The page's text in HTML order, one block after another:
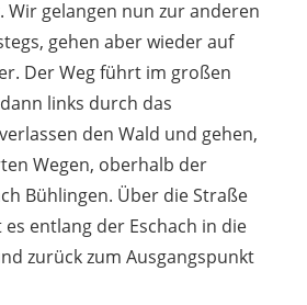
gelangen nun zur anderen
gehen aber wieder auf
Der Weg führt im großen
links durch das
den Wald und gehen,
Wegen, oberhalb der
Bühlingen. Über die Straße
es entlang der Eschach in die
zurück zum Ausgangspunkt